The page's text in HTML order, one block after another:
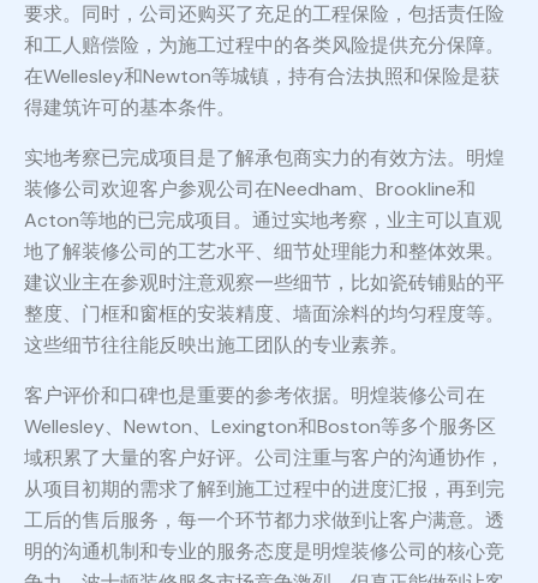
要求。同时，公司还购买了充足的工程保险，包括责任险
和工人赔偿险，为施工过程中的各类风险提供充分保障。
在Wellesley和Newton等城镇，持有合法执照和保险是获
得建筑许可的基本条件。
实地考察已完成项目是了解承包商实力的有效方法。明煌
装修公司欢迎客户参观公司在Needham、Brookline和
Acton等地的已完成项目。通过实地考察，业主可以直观
地了解装修公司的工艺水平、细节处理能力和整体效果。
建议业主在参观时注意观察一些细节，比如瓷砖铺贴的平
整度、门框和窗框的安装精度、墙面涂料的均匀程度等。
这些细节往往能反映出施工团队的专业素养。
客户评价和口碑也是重要的参考依据。明煌装修公司在
Wellesley、Newton、Lexington和Boston等多个服务区
域积累了大量的客户好评。公司注重与客户的沟通协作，
从项目初期的需求了解到施工过程中的进度汇报，再到完
工后的售后服务，每一个环节都力求做到让客户满意。透
明的沟通机制和专业的服务态度是明煌装修公司的核心竞